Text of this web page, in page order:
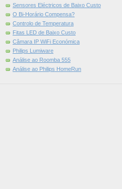
Sensores Eléctricos de Baixo Custo
O Bi-Horário Compensa?
Controlo de Temperatura
Fitas LED de Baixo Custo
Câmara IP WiFi Económica
Philips Lumiware
Análise ao Roomba 555
Análise ao Philips HomeRun